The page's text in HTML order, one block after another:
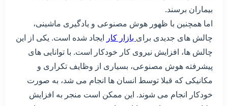
بیماران برسند.
اما همچنین با ظهور هوش مصنوعی و یادگیری ماشینی،
چالش های جدیدی برای بازار کار
ایجاد شده است. یکی از این
چالش ها، افزایش نیروی کار خودکار است. با توانایی های
پیشرفته هوش مصنوعی، بسیاری از وظایف تکراری و
مکانیکی که قبلا توسط انسان ها انجام می شد، به صورت
خودکار انجام می شوند. این ممکن است منجر به افزایش